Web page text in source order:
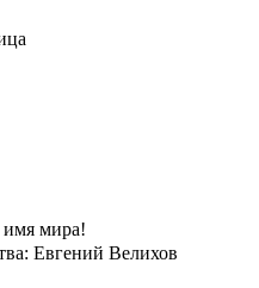
мира!
Евгений Велихов